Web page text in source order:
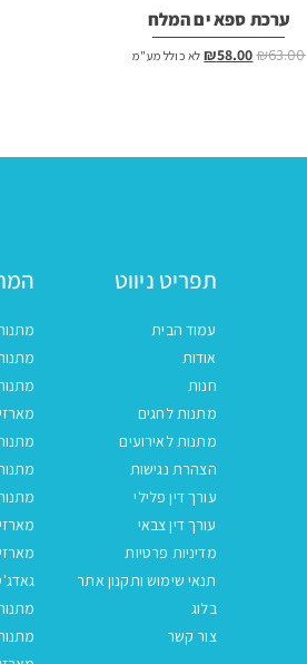
ערכת ספא ים המלח
₪63.00
המחיר₪58.00 המחיר
לא כולל מע"מ
תפריט ניווט
עמוד הבית
אודות
חנות
מתנות לחגים
מתנות לאירועים
הצהרת נגישות
עורך דין פלילי
עורך דין צבאי
מדיניות פרטיות
תנאי שימוש ותקנון אתר
בלוג
צור קשר